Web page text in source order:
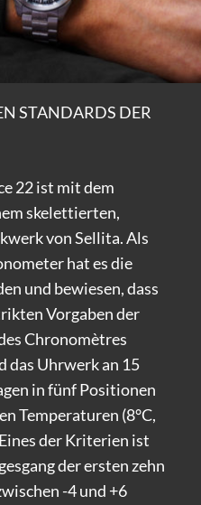
STANDARDS DER
22 ist mit dem
skelettierten,
von Sellita. Als
hat es die
und bewiesen, dass
Vorgaben der
Chronomètres
das Uhrwerk an 15
in fünf Positionen
Temperaturen (8°C,
der Kriterien ist
der ersten zehn
-4 und +6